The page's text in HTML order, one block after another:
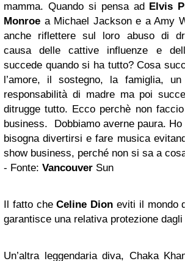
mamma. Quando si pensa ad
Elvis
Monroe a Michael Jackson e a Amy
anche riflettere sul loro abuso di
causa delle cattive influenze e
succede quando si ha tutto? Cosa
l’amore, il sostegno, la famiglia,
responsabilità di madre ma poi
ditrugge tutto. Ecco perchè non
business. Dobbiamo averne paura.
bisogna divertirsi e fare musica
show business, perché non si sa a
- Fonte: Vancouver Sun
Il fatto cheCeline Dion eviti il mondo
garantisce una relativa protezione
Un’altra leggendaria diva, Chaka